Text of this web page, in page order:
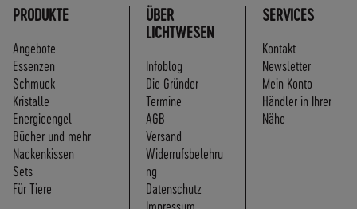
PRODUKTE
Angebote
Essenzen
Schmuck
Kristalle
Energieengel
Bücher und mehr
Nackenkissen
Sets
Für Tiere
ÜBER
LICHTWESEN
Infoblog
Die Gründer
Termine
AGB
Versand
Widerrufsbelehru
ng
Datenschutz
Impressum
SERVICES
Kontakt
Newsletter
Mein Konto
Händler in Ihrer
Nähe